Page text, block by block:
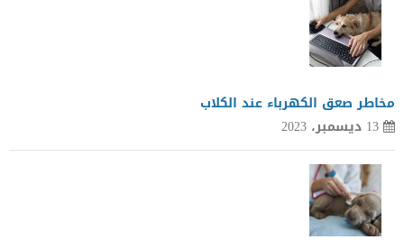
مخاطر صعق الكهرباء عند الكلاب
13 ديسمبر، 2023